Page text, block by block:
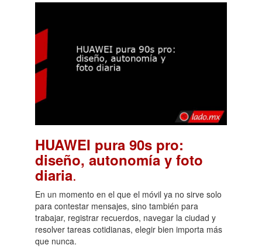
HUAWEI pura 90s pro:
diseño, autonomía y foto
diaria.
En un momento en el que el móvil ya no sirve solo
para contestar mensajes, sino también para
trabajar, registrar recuerdos, navegar la ciudad y
resolver tareas cotidianas, elegir bien importa más
que nunca.